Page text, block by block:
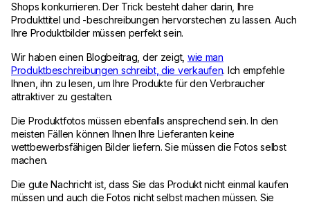
Shops konkurrieren. Der Trick besteht daher darin, Ihre
Produkttitel und -beschreibungen hervorstechen zu lassen. Auch
Ihre Produktbilder müssen perfekt sein.
Wir haben einen Blogbeitrag, der zeigt, wie man
Produktbeschreibungen schreibt, die verkaufen. Ich empfehle
Ihnen, ihn zu lesen, um Ihre Produkte für den Verbraucher
attraktiver zu gestalten.
Die Produktfotos müssen ebenfalls ansprechend sein. In den
meisten Fällen können Ihnen Ihre Lieferanten keine
wettbewerbsfähigen Bilder liefern. Sie müssen die Fotos selbst
machen.
Die gute Nachricht ist, dass Sie das Produkt nicht einmal kaufen
müssen und auch die Fotos nicht selbst machen müssen. Sie